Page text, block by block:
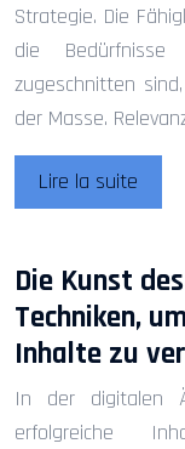
Strategie. Die
die
zugeschnitten
der Masse.
Lire la suite
Die Kunst
Techniken,
Inhalte zu
In der digitalen
erfolgreiche